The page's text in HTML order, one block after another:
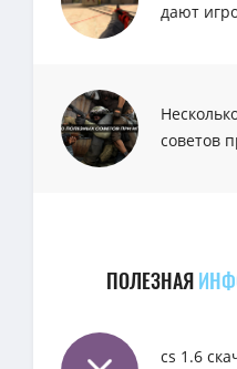
дают
советов
ПОЛЕЗНАЯ
cs 1.6